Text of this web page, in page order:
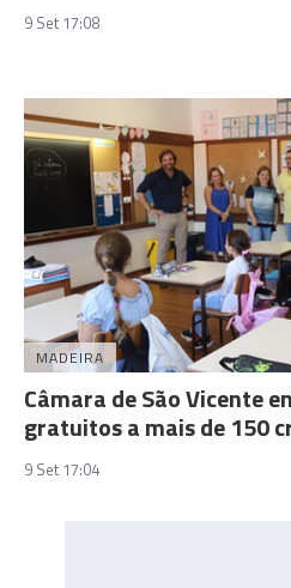
9 Set 17:08
MADEIRA
Câmara de São Vicente
gratuitos a mais de 150
9 Set 17:04